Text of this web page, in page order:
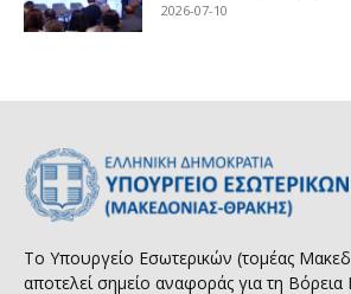
2026-07-10
Το Υπουργείο Εσωτερικών (τομέας
αποτελεί σημείο αναφοράς για τη Βόρεια